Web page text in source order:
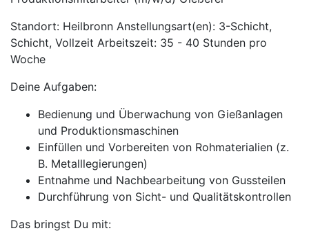
Standort: Heilbronn Anstellungsart(en): 3-Schicht,
Schicht, Vollzeit Arbeitszeit: 35 - 40 Stunden pro
Woche
Deine Aufgaben:
Bedienung und Überwachung von Gießanlagen
und Produktionsmaschinen
Einfüllen und Vorbereiten von Rohmaterialien (z.
B. Metalllegierungen)
Entnahme und Nachbearbeitung von Gussteilen
Durchführung von Sicht- und Qualitätskontrollen
Das bringst Du mit: